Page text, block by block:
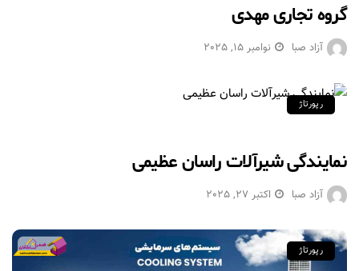
گروه تجاری مهدی
آزاد صبا نوامبر 15, 2025
رپورتاژ
نمایندگی شیرآلات راسان عظیمی
آزاد صبا اکتبر 27, 2025
رپورتاژ